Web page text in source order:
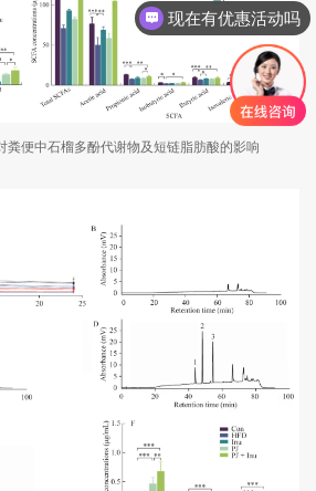
粪便中石榴多酚代谢物及短链脂肪酸的影响
现在有优惠活动吗